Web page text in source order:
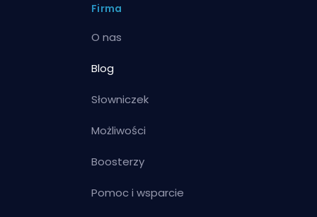
Firma
O nas
Blog
Słowniczek
Możliwości
Boosterzy
Pomoc i wsparcie